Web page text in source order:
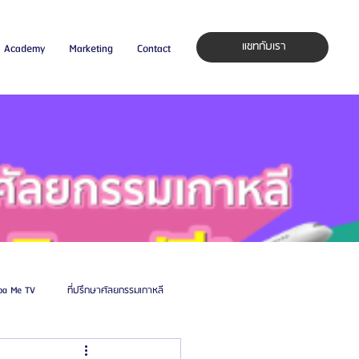
Academy Marketing Contact แชทกับเรา
Me TV ที่ปรึกษาศัลยกรรมเกาหลี
ศัลยแพทย์ ประเทศเกาหลี